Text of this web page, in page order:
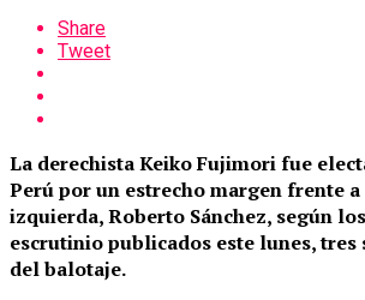
Share
Tweet
La derechista Keiko Fujimori fue
Perú por un estrecho margen frente
izquierda, Roberto Sánchez, según
escrutinio publicados este lunes, tres
del balotaje.